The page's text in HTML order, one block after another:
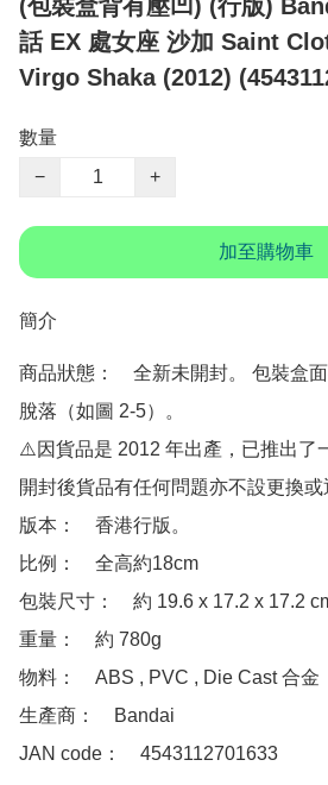
(包裝盒背有壓凹) (行版)
話 EX 處女座 沙加 Saint
Virgo Shaka (2012)
數量
−
+
加至購物車
簡介
商品狀態：　全新未開封。 包裝盒
脫落（如圖 2-5）。
⚠️因貨品是 2012 年出產，已推出了
開封後貨品有任何問題亦不設更換
版本：　香港行版。
比例：　全高約18cm
包裝尺寸：　約 ‎19.6 x 17.2 x 17.2
重量：　約 780g
物料：　ABS , PVC , Die Cast 合金
生產商：　Bandai
JAN code：　4543112701633